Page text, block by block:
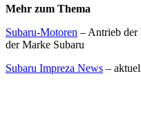
Mehr zum Thema
Subaru-Motoren – Antrieb
der Marke Subaru
Subaru Impreza News –